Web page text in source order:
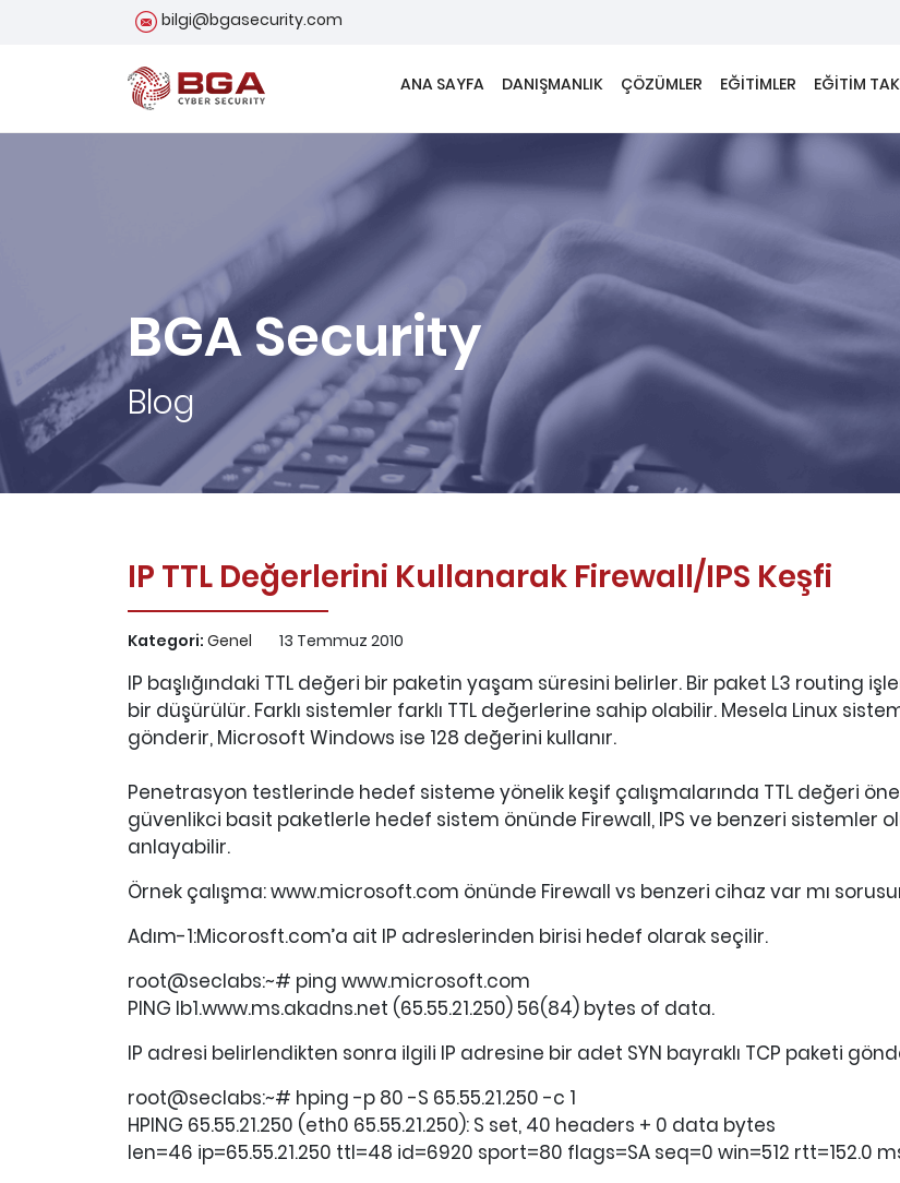
bilgi@bgasecurity.com
ANA SAYFA DANIŞMANLIK ÇÖZÜMLER EĞİTİMLER EĞİTİM
BGA Security
Blog
IP TTL Değerlerini Kullanarak Firewall/IPS Keşfi
Kategori: Genel 13 Temmuz 2010
IP başlığındaki TTL değeri bir paketin yaşam süresini belirler. Bir paket L3 routing
bir düşürülür. Farklı sistemler farklı TTL değerlerine sahip olabilir. Mesela Linux
gönderir, Microsoft Windows ise 128 değerini kullanır.
Penetrasyon testlerinde hedef sisteme yönelik keşif çalışmalarında TTL değeri
güvenlikci basit paketlerle hedef sistem önünde Firewall, IPS ve benzeri sistemler
anlayabilir.
Örnek çalışma: www.microsoft.com önünde Firewall vs benzeri cihaz var mı
Adım-1:Micorosft.com’a ait IP adreslerinden birisi hedef olarak seçilir.
root@seclabs:~# ping www.microsoft.com
PING lb1.www.ms.akadns.net (65.55.21.250) 56(84) bytes of data.
IP adresi belirlendikten sonra ilgili IP adresine bir adet SYN bayraklı TCP paketi
root@seclabs:~# hping -p 80 -S 65.55.21.250 -c 1
HPING 65.55.21.250 (eth0 65.55.21.250): S set, 40 headers + 0 data bytes
len=46 ip=65.55.21.250 ttl=48 id=6920 sport=80 flags=SA seq=0 win=512 rtt=152.0